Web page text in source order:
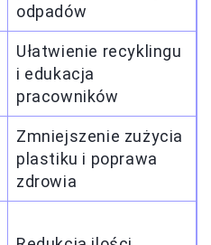
odpadów
Ułatwienie recyklingu
i edukacja
pracowników
Zmniejszenie zużycia
plastiku i poprawa
zdrowia